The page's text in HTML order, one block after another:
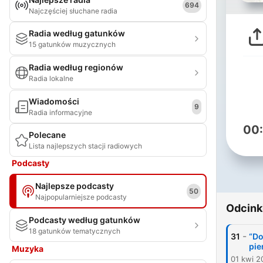
Najczęściej słuchane radia
694
Radia według gatunków
15 gatunków muzycznych
Radia według regionów
Radia lokalne
Wiadomości
Radia informacyjne
9
Polecane
Lista najlepszych stacji radiowych
Podcasty
Najlepsze podcasty
Najpopularniejsze podcasty
50
Podcasty według gatunków
18 gatunków tematycznych
Muzyka
31 -
01 kwi